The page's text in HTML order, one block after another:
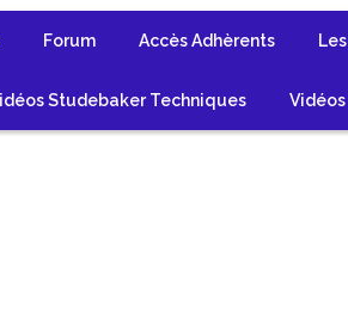
Forum Accès Adhèrents
Studebaker Techniques